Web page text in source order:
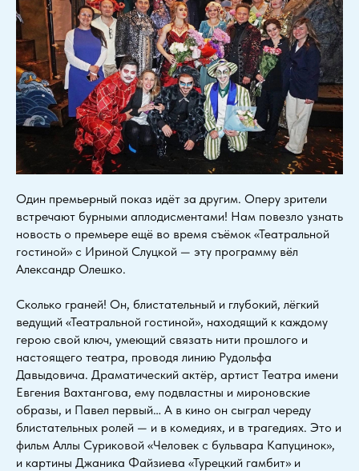
Один премьерный показ идёт за другим. Оперу зрители
встречают бурными аплодисментами! Нам повезло узнать
новость о премьере ещё во время съёмок «Театральной
гостиной» с Ириной Слуцкой — эту программу вёл
Александр Олешко.
Сколько граней! Он, блистательный и глубокий, лёгкий
ведущий «Театральной гостиной», находящий к каждому
герою свой ключ, умеющий связать нити прошлого и
настоящего театра, проводя линию Рудольфа
Давыдовича. Драматический актёр, артист Театра имени
Евгения Вахтангова, ему подвластны и мироновские
образы, и Павел первый… А в кино он сыграл череду
блистательных ролей — и в комедиях, и в трагедиях. Это и
фильм Аллы Суриковой «Человек с бульвара Капуцинок»,
и картины Джаника Файзиева «Турецкий гамбит» и